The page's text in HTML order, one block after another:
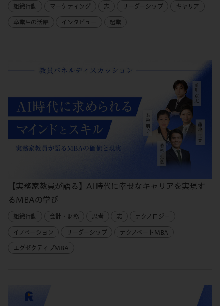
組織行動 マーケティング 志 リーダーシップ キャリア
卒業生の活躍 インタビュー 起業
【実務家教員が語る】AI時代に幸せなキャリアを実現す
るMBAの学び
組織行動 会計・財務 思考 志 テクノロジー
イノベーション リーダーシップ テクノベートMBA
エグゼクティブMBA